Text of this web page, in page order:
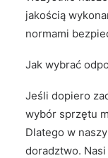
jakością
normami
Jak wybrać
Jeśli dopiero
wybór sprzętu
Dlatego w
doradztwo.